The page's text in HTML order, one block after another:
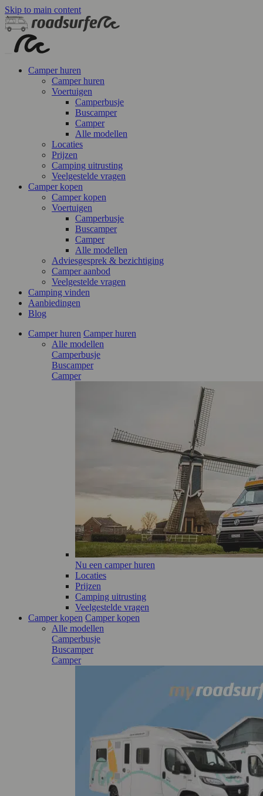
Skip to main content
Camper huren
Camper huren
Voertuigen
Camperbusje
Buscamper
Camper
Alle modellen
Locaties
Prijzen
Camping uitrusting
Veelgestelde vragen
Camper kopen
Camper kopen
Voertuigen
Camperbusje
Buscamper
Camper
Alle modellen
Adviesgesprek & bezichtiging
Camper aanbod
Veelgestelde vragen
Camping vinden
Aanbiedingen
Blog
Camper huren Camper huren
Alle modellen
Camperbusje
Buscamper
Camper
Nu een camper huren
Locaties
Prijzen
Camping uitrusting
Veelgestelde vragen
Camper kopen Camper kopen
Alle modellen
Camperbusje
Buscamper
Camper